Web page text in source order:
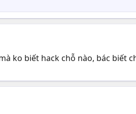
ko biết hack chỗ nào, bác biết